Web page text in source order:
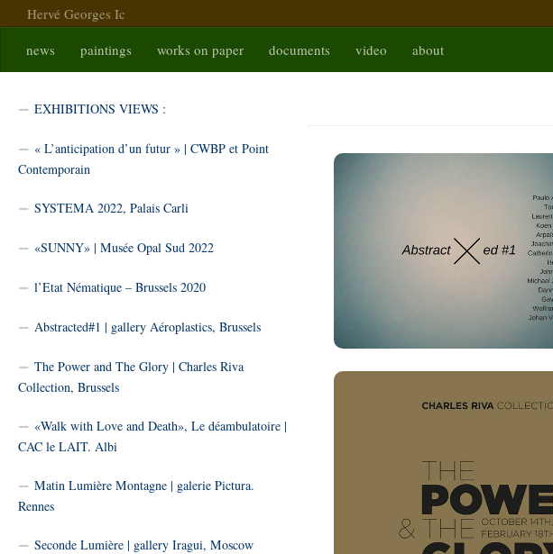
Skip to content
Hervé Georges Ic
news
paintings works on paper documents video about
EXHIBITIONS VIEWS :
« L’anticipation d’un futur » | CWBP et Point
Contemporain
SYSTEMA 2022, Palais Carli
«SUNNY» | Musée Opal Sud 2022
l’Etat Nématique – Brussels 2020
Abstracted#1 | gallery Aéroplastics, Brussels
The Power and The Glory | Charles Riva
Collection, Brussels
«Walk with Love and Death», Le déambulatoire |
CAC le LAIT. Albi
Matin Lumière Montagne | galerie Pictura.
Rennes
Seconde Lumière | gallery Iragui, Moscow